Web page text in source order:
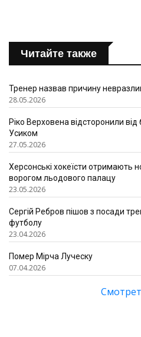
Читайте также
Тренер назвав причину
28.05.2026
Ріко Верховена відсторонили
Усиком
27.05.2026
Херсонські хокеїсти отримають
ворогом льодового палацу
23.05.2026
Сергій Ребров пішов з посади
футболу
23.04.2026
Помер Мірча Луческу
07.04.2026